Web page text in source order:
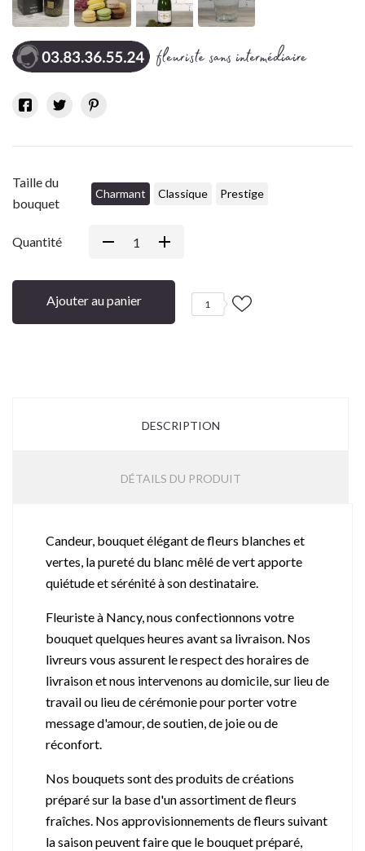
Taille du
bouquet
Charmant Classique Prestige
Quantité
Ajouter au panier 1
DESCRIPTION
DÉTAILS DU PRODUIT
Candeur, bouquet élégant de fleurs blanches et
vertes, la pureté du blanc mêlé de vert apporte
quiétude et sérénité à son destinataire.
Fleuriste à Nancy, nous confectionnons votre
bouquet quelques heures avant sa livraison. Nos
livreurs vous assurent le respect des horaires de
livraison et nous intervenons au domicile, sur lieu de
travail ou lieu de cérémonie pour porter votre
message d'amour, de soutien, de joie ou de
réconfort.
Nos bouquets sont des produits de créations
préparé sur la base d'un assortiment de fleurs
fraîches. Nos approvisionnements de fleurs suivant
la saison peuvent faire que le bouquet préparé,